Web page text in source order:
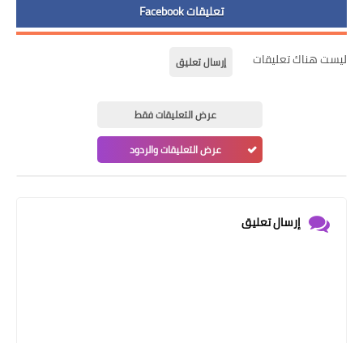
تعليقات Facebook
ليست هناك تعليقات إرسال تعليق
عرض التعليقات فقط
عرض التعليقات والردود
إرسال تعليق